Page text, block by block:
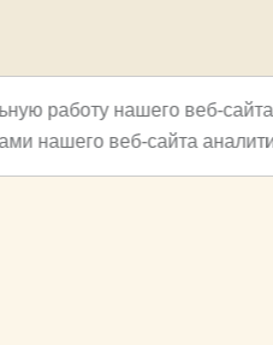
работу нашего веб-
нашего веб-сайта